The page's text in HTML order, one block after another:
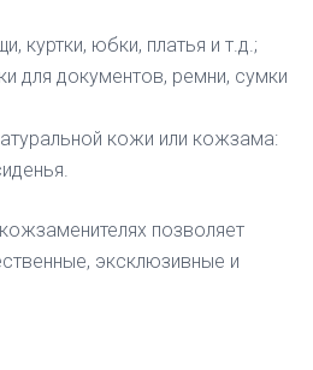
куртки, юбки, платья и т.д.;
для документов, ремни, сумки
кожи или кожзама:
позволяет
эксклюзивные и